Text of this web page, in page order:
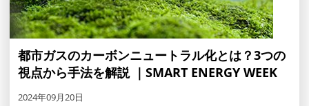
都市ガスのカーボンニュートラル化とは？3つの
視点から手法を解説 ｜SMART ENERGY WEEK
2024年09月20日